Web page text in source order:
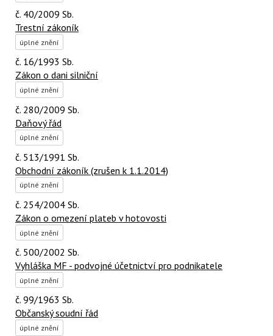
č. 40/2009 Sb.
Trestní zákoník
úplné znění
č. 16/1993 Sb.
Zákon o dani silniční
úplné znění
č. 280/2009 Sb.
Daňový řád
úplné znění
č. 513/1991 Sb.
Obchodní zákoník (zrušen k 1.1.2014)
úplné znění
č. 254/2004 Sb.
Zákon o omezení plateb v hotovosti
úplné znění
č. 500/2002 Sb.
Vyhláška MF - podvojné účetnictví pro podnikatele
úplné znění
č. 99/1963 Sb.
Občanský soudní řád
úplné znění